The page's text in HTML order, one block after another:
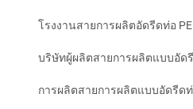
โรงงานสายการผลิตอัดรีดท่อ PE
บริษัทผู้ผลิตสายการผลิตแบบอัด
การผลิตสายการผลิตแบบอัดรีดท่